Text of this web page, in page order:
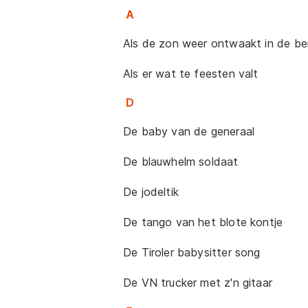
A
Als de zon weer ontwaakt in de
Als er wat te feesten valt
D
De baby van de generaal
De blauwhelm soldaat
De jodeltik
De tango van het blote kontje
De Tiroler babysitter song
De VN trucker met z'n gitaar